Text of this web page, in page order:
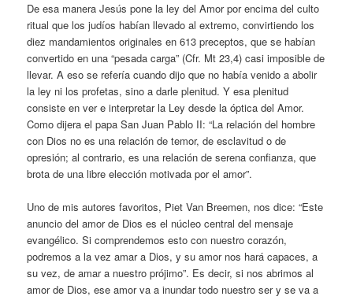
De esa manera Jesús pone la ley del Amor por encima del culto
ritual que los judíos habían llevado al extremo, convirtiendo los
diez mandamientos originales en 613 preceptos, que se habían
convertido en una “pesada carga” (Cfr. Mt 23,4) casi imposible de
llevar. A eso se refería cuando dijo que no había venido a abolir
la ley ni los profetas, sino a darle plenitud. Y esa plenitud
consiste en ver e interpretar la Ley desde la óptica del Amor.
Como dijera el papa San Juan Pablo II: “La relación del hombre
con Dios no es una relación de temor, de esclavitud o de
opresión; al contrario, es una relación de serena confianza, que
brota de una libre elección motivada por el amor”.
Uno de mis autores favoritos, Piet Van Breemen, nos dice: “Este
anuncio del amor de Dios es el núcleo central del mensaje
evangélico. Si comprendemos esto con nuestro corazón,
podremos a la vez amar a Dios, y su amor nos hará capaces, a
su vez, de amar a nuestro prójimo”. Es decir, si nos abrimos al
amor de Dios, ese amor va a inundar todo nuestro ser y se va a